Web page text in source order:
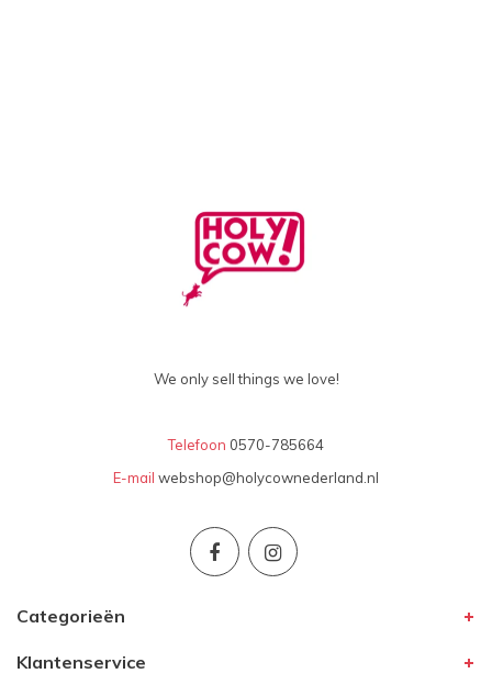
We only sell things we love!
Telefoon 0570-785664
E-mail webshop@holycownederland.nl
Categorieën
Klantenservice